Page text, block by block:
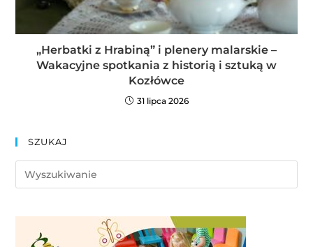
„Herbatki z Hrabiną” i plenery malarskie –
Wakacyjne spotkania z historią i sztuką w
Kozłówce
31 lipca 2026
SZUKAJ